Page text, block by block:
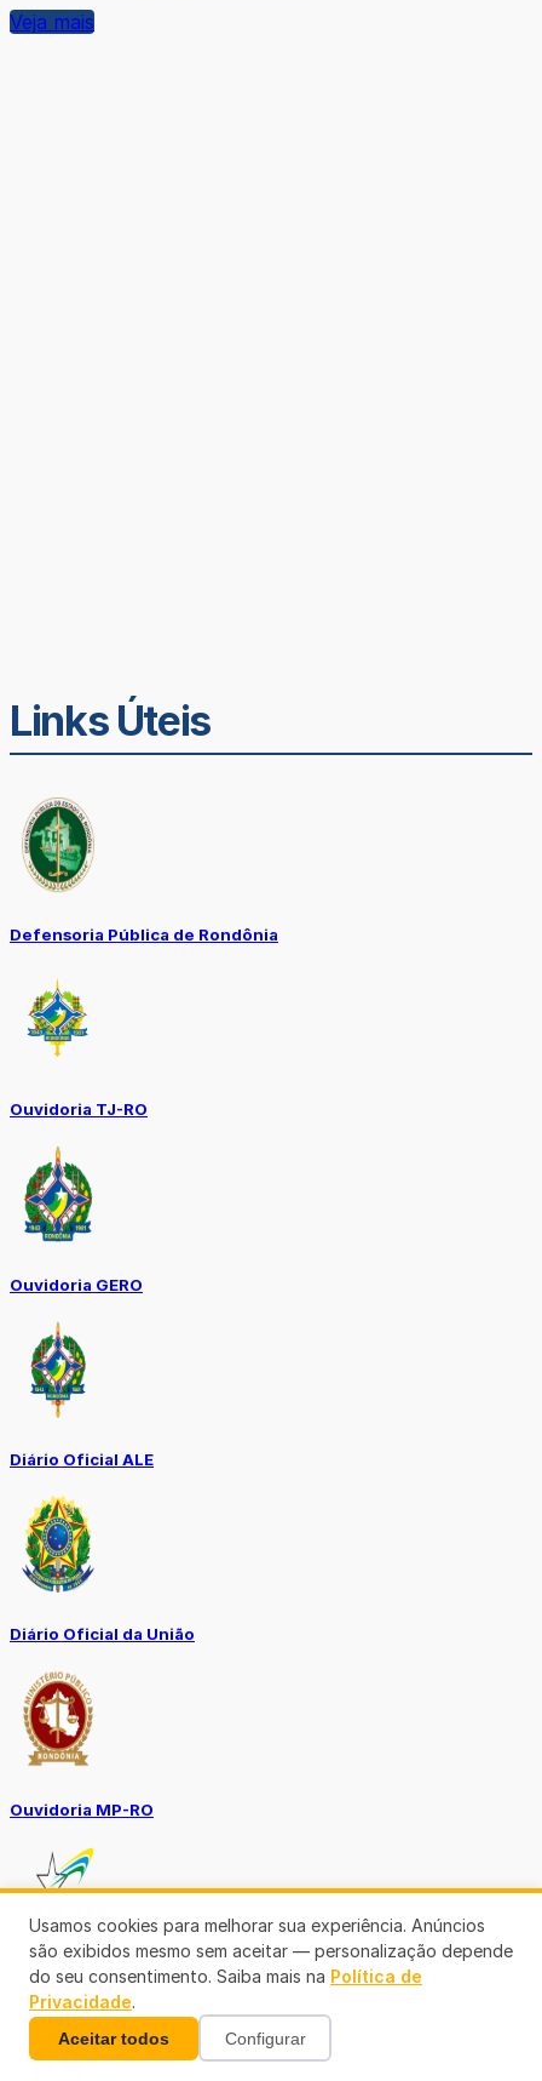
Veja mais
Links Úteis
Defensoria Pública de Rondônia
Ouvidoria TJ-RO
Ouvidoria GERO
Diário Oficial ALE
Diário Oficial da União
Ouvidoria MP-RO
Diário Oficial Municípios
Usamos cookies para melhorar sua experiência. Anúncios
são exibidos mesmo sem aceitar — personalização depende
do seu consentimento. Saiba mais na Política de
Privacidade.
Aceitar todos Configurar